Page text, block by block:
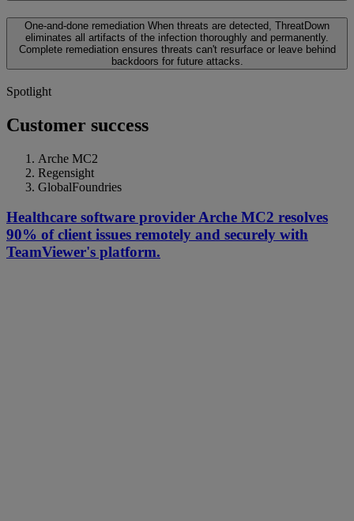
One-and-done remediation When threats are detected, ThreatDown
eliminates all artifacts of the infection thoroughly and permanently.
Complete remediation ensures threats can't resurface or leave behind
backdoors for future attacks.
Spotlight
Customer success
Arche MC2
Regensight
GlobalFoundries
Healthcare software provider Arche MC2 resolves
90% of client issues remotely and securely with
TeamViewer's platform.